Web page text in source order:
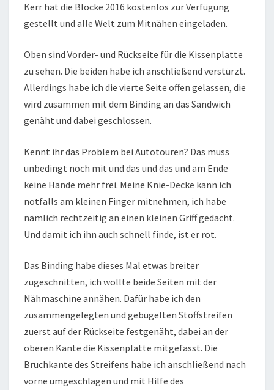
Kerr hat die Blöcke 2016 kostenlos zur Verfügung
gestellt und alle Welt zum Mitnähen eingeladen.
Oben sind Vorder- und Rückseite für die Kissenplatte
zu sehen. Die beiden habe ich anschließend verstürzt.
Allerdings habe ich die vierte Seite offen gelassen, die
wird zusammen mit dem Binding an das Sandwich
genäht und dabei geschlossen.
Kennt ihr das Problem bei Autotouren? Das muss
unbedingt noch mit und das und das und am Ende
keine Hände mehr frei. Meine Knie-Decke kann ich
notfalls am kleinen Finger mitnehmen, ich habe
nämlich rechtzeitig an einen kleinen Griff gedacht.
Und damit ich ihn auch schnell finde, ist er rot.
Das Binding habe dieses Mal etwas breiter
zugeschnitten, ich wollte beide Seiten mit der
Nähmaschine annähen. Dafür habe ich den
zusammengelegten und gebügelten Stoffstreifen
zuerst auf der Rückseite festgenäht, dabei an der
oberen Kante die Kissenplatte mitgefasst. Die
Bruchkante des Streifens habe ich anschließend nach
vorne umgeschlagen und mit Hilfe des